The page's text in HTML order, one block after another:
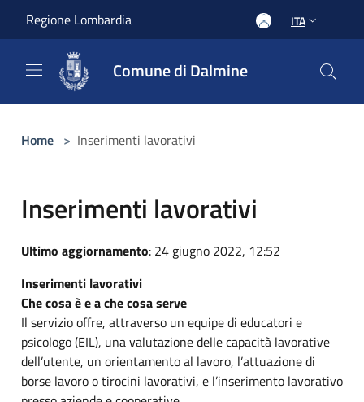
Regione Lombardia ITA
Comune di Dalmine
Home > Inserimenti lavorativi
Inserimenti lavorativi
Ultimo aggiornamento: 24 giugno 2022, 12:52
Inserimenti lavorativi
Che cosa è e a che cosa serve
Il servizio offre, attraverso un equipe di educatori e
psicologo (EIL), una valutazione delle capacità lavorative
dell’utente, un orientamento al lavoro, l’attuazione di
borse lavoro o tirocini lavorativi, e l’inserimento lavorativo